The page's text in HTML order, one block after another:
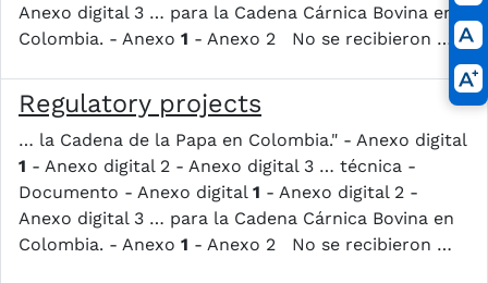
Anexo digital 3 … para la Cadena Cárnica Bovina en
Colombia. - Anexo 1 - Anexo 2 ​ ​​ No se recibieron …
Regulatory projects
… la Cadena de la Papa en Colombia." - Anexo digital
1 - Anexo digital 2 - Anexo digital 3 … técnica -
Documento - Anexo digital 1 - Anexo digital 2 -
Anexo digital 3 … para la Cadena Cárnica Bovina en
Colombia. - Anexo 1 - Anexo 2 ​ ​​ No se recibieron …